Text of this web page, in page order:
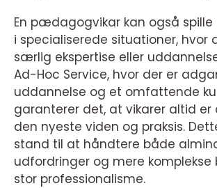
En pædagogvikar kan også spille
i specialiserede situationer, hvor
særlig ekspertise eller
Ad-Hoc Service, hvor der er
uddannelse og et omfattende
garanterer det, at vikarer altid er
den nyeste viden og praksis.
stand til at håndtere både
udfordringer og mere komplekse
stor professionalisme.